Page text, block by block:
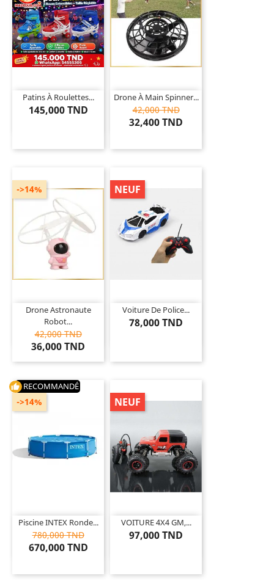
Patins À Roulettes...
145,000 TND
Drone À Main Spinner...
42,000 TND
32,400 TND
Drone Astronaute
Robot...
42,000 TND
36,000 TND
->14%
Voiture De Police...
78,000 TND
NEUF
thumb_up RECOMMANDÉ
Piscine INTEX Ronde...
780,000 TND
670,000 TND
->14%
VOITURE 4X4 GM,...
97,000 TND
NEUF